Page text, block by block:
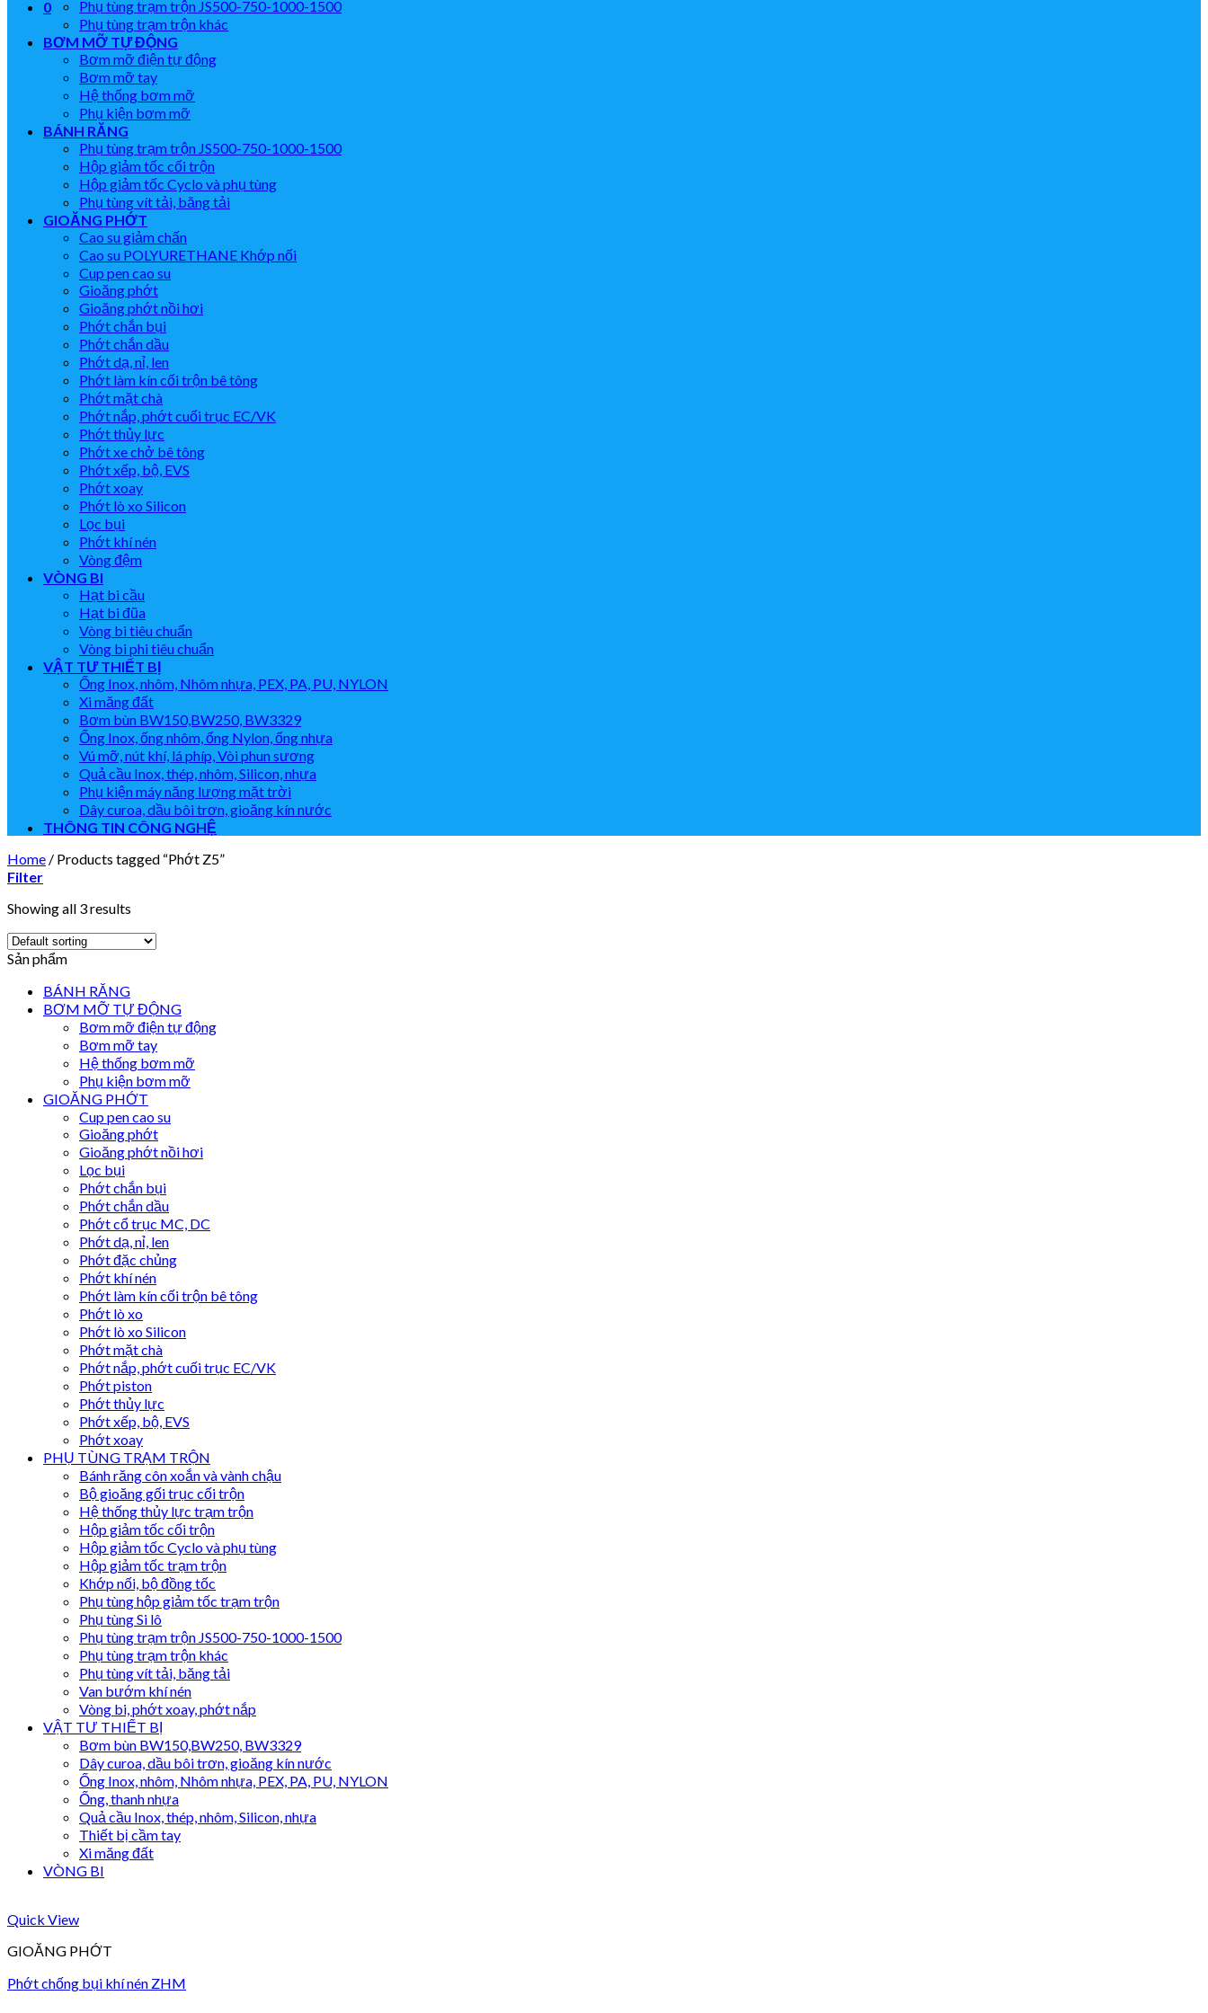
0
Phụ tùng trạm trộn JS500-750-1000-1500
Phụ tùng trạm trộn khác
BƠM MỠ TỰ ĐỘNG
Bơm mỡ điện tự động
Bơm mỡ tay
Hệ thống bơm mỡ
Phụ kiện bơm mỡ
BÁNH RĂNG
Phụ tùng trạm trộn JS500-750-1000-1500
Hộp giảm tốc cối trộn
Hộp giảm tốc Cyclo và phụ tùng
Phụ tùng vít tải, băng tải
GIOĂNG PHỚT
Cao su giảm chấn
Cao su POLYURETHANE Khớp nối
Cup pen cao su
Gioăng phớt
Gioăng phớt nồi hơi
Phớt chắn bụi
Phớt chắn dầu
Phớt dạ, nỉ, len
Phớt làm kín cối trộn bê tông
Phớt mặt chà
Phớt nắp, phớt cuối trục EC/VK
Phớt thủy lực
Phớt xe chở bê tông
Phớt xếp, bộ, EVS
Phớt xoay
Phớt lò xo Silicon
Lọc bụi
Phớt khí nén
Vòng đệm
VÒNG BI
Hạt bi cầu
Hạt bi đũa
Vòng bi tiêu chuẩn
Vòng bi phi tiêu chuẩn
VẬT TƯ THIẾT BỊ
Ống Inox, nhôm, Nhôm nhựa, PEX, PA, PU, NYLON
Xi măng đất
Bơm bùn BW150,BW250, BW3329
Ống Inox, ống nhôm, ống Nylon, ống nhựa
Vú mỡ, nút khí, lá phíp, Vòi phun sương
Quả cầu Inox, thép, nhôm, Silicon, nhựa
Phụ kiện máy năng lượng mặt trời
Dây curoa, dầu bôi trơn, gioăng kín nước
THÔNG TIN CÔNG NGHỆ
Home / Products tagged “Phớt Z5”
Filter
Showing all 3 results
Sản phẩm
BÁNH RĂNG
BƠM MỠ TỰ ĐỘNG
Bơm mỡ điện tự động
Bơm mỡ tay
Hệ thống bơm mỡ
Phụ kiện bơm mỡ
GIOĂNG PHỚT
Cup pen cao su
Gioăng phớt
Gioăng phớt nồi hơi
Lọc bụi
Phớt chắn bụi
Phớt chắn dầu
Phớt cổ trục MC, DC
Phớt dạ, nỉ, len
Phớt đặc chủng
Phớt khí nén
Phớt làm kín cối trộn bê tông
Phớt lò xo
Phớt lò xo Silicon
Phớt mặt chà
Phớt nắp, phớt cuối trục EC/VK
Phớt piston
Phớt thủy lực
Phớt xếp, bộ, EVS
Phớt xoay
PHỤ TÙNG TRẠM TRỘN
Bánh răng côn xoắn và vành chậu
Bộ gioăng gối trục cối trộn
Hệ thống thủy lực trạm trộn
Hộp giảm tốc cối trộn
Hộp giảm tốc Cyclo và phụ tùng
Hộp giảm tốc trạm trộn
Khớp nối, bộ đồng tốc
Phụ tùng hộp giảm tốc trạm trộn
Phụ tùng Si lô
Phụ tùng trạm trộn JS500-750-1000-1500
Phụ tùng trạm trộn khác
Phụ tùng vít tải, băng tải
Van bướm khí nén
Vòng bi, phớt xoay, phớt nắp
VẬT TƯ THIẾT BỊ
Bơm bùn BW150,BW250, BW3329
Dây curoa, dầu bôi trơn, gioăng kín nước
Ống Inox, nhôm, Nhôm nhựa, PEX, PA, PU, NYLON
Ống, thanh nhựa
Quả cầu Inox, thép, nhôm, Silicon, nhựa
Thiết bị cầm tay
Xi măng đất
VÒNG BI
Quick View
GIOĂNG PHỚT
Phớt chống bụi khí nén ZHM